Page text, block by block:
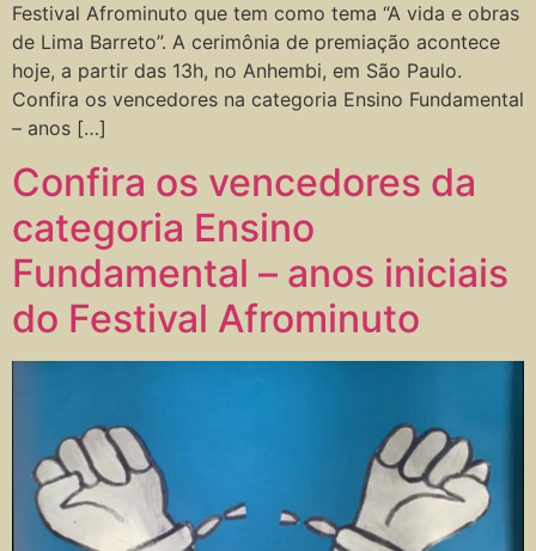
Festival Afrominuto que tem como tema “A vida e obras
de Lima Barreto”. A cerimônia de premiação acontece
hoje, a partir das 13h, no Anhembi, em São Paulo.
Confira os vencedores na categoria Ensino Fundamental
– anos […]
Confira os vencedores da
categoria Ensino
Fundamental – anos iniciais
do Festival Afrominuto